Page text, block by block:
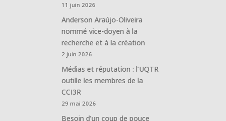
11 juin 2026
Anderson Araújo-Oliveira
nommé vice-doyen à la
recherche et à la création
2 juin 2026
Médias et réputation : l’UQTR
outille les membres de la
CCI3R
29 mai 2026
Besoin d’un coup de pouce